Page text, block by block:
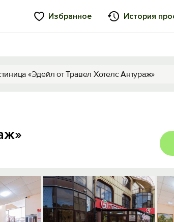
Избранное История
«Эдейл от Травел Хотелс Антураж»